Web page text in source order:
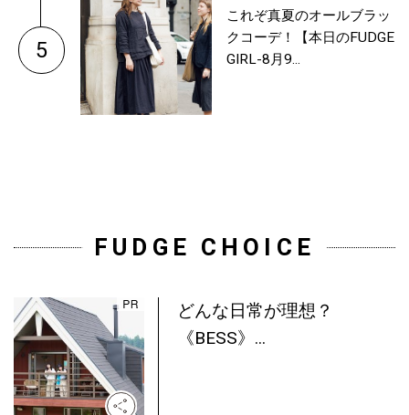
5
これぞ真夏のオールブラッ
クコーデ！【本日のFUDGE
GIRL-8月9...
FUDGE CHOICE
どんな日常が理想？
《BESS》...